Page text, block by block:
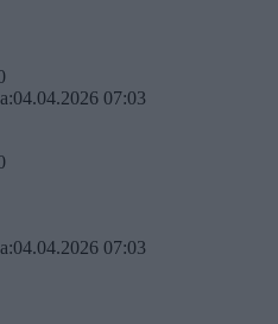
04.04.2026 07:03
04.04.2026 07:03